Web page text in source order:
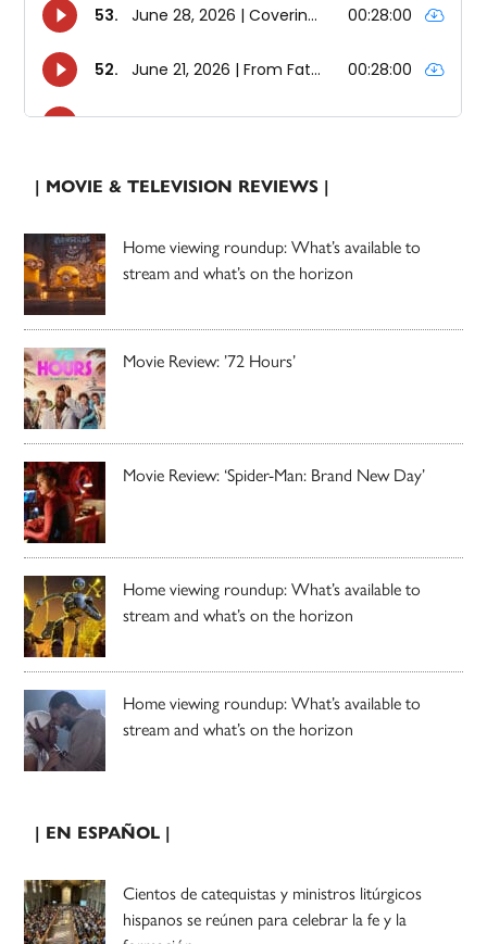
| MOVIE & TELEVISION REVIEWS |
Home viewing roundup: What’s available to
stream and what’s on the horizon
Movie Review: ’72 Hours’
Movie Review: ‘Spider-Man: Brand New Day’
Home viewing roundup: What’s available to
stream and what’s on the horizon
Home viewing roundup: What’s available to
stream and what’s on the horizon
| EN ESPAÑOL |
Cientos de catequistas y ministros litúrgicos
hispanos se reúnen para celebrar la fe y la